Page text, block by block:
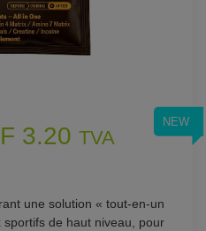
NEW
3.20 TVA
une solution « tout-en-un
de haut niveau, pour